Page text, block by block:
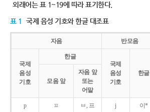
외래어는 표 1~19에 따라 표기한다.
표 1 국제 음성 기호와 한글 대조표
자음 반모음
국제
음성
기호
한글
국제
음성
기호
한글
모음 앞
자음 앞
또는
어말
p ㅍ ㅂ, 프 j 이*